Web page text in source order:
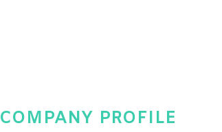
COMPANY PROFILE